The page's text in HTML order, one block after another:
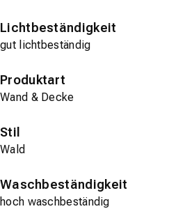
Lichtbeständigkeit
gut lichtbeständig
Produktart
Wand & Decke
Stil
Wald
Waschbeständigkeit
hoch waschbeständig